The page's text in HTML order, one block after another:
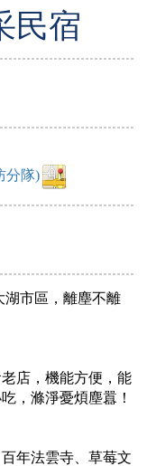
民宿
分隊)
湖市區，離塵不離
店，機能方便，能
，滌淨憂煩塵囂！
年法雲寺、草莓文